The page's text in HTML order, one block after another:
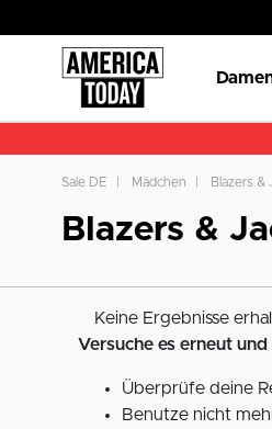
Sale DE Mädchen Blazers &
Blazers &
Keine Ergebnisse
Versuche es erneut
Überprüfe deine
Benutze nicht